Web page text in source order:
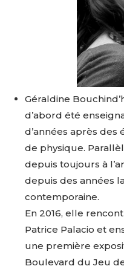
Géraldine
d’abord été
d’années après
de physique.
depuis toujours à
depuis des années
contemporaine.
En 2016, elle
Patrice Palacio et
une première
Boulevard du Jeu